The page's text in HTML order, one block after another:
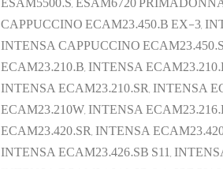
CAPPUCCINO ECAM23.450.B EX-3,
INTENSA CAPPUCCINO
ECAM23.210.B, INTENSA
INTENSA ECAM23.210.SR, INTENSA
ECAM23.210W, INTENSA
ECAM23.420.SR, INTENSA
INTENSA ECAM23.426.SB S11,